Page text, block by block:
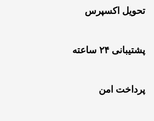
تحویل اکسپرس
پشتیبانی ۲۴ ساعته
پرداخت امن